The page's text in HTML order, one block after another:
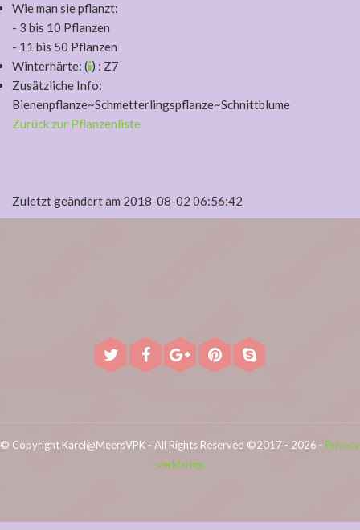
Wie man sie pflanzt:
- 3 bis 10 Pflanzen
- 11 bis 50 Pflanzen
Winterhärte: ( ) : Z7
Zusätzliche Info:
Bienenpflanze~Schmetterlingspflanze~Schnittblume
Zurück zur Pflanzenliste
Zuletzt geändert am 2018-08-02 06:56:42
© Copyright Karel@MeersVPK - All Rights Reserved ©2017 - 2026 - Privacy
verklaring